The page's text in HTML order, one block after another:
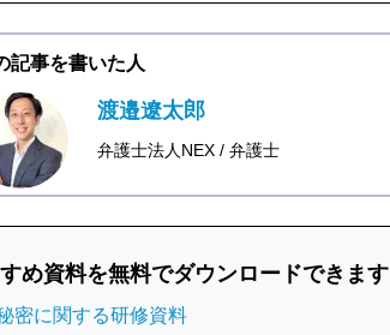
記事を書いた人
渡邉遼太郎
弁護士法人NEX 弁護士
め資料を無料でダウンロードできます
密に関する研修資料